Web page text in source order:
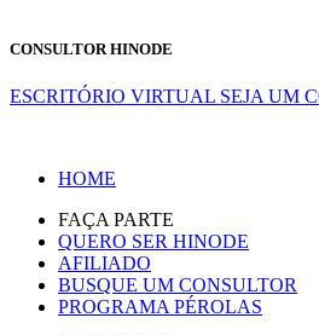
CONSULTOR HINODE
ESCRITÓRIO VIRTUAL SEJA UM
HOME
FAÇA PARTE
QUERO SER HINODE
AFILIADO
BUSQUE UM CONSULTOR
PROGRAMA PÉROLAS